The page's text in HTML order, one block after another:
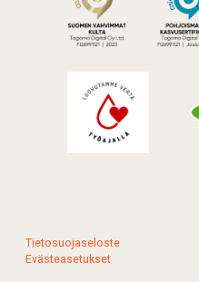
Tietosuojaseloste
Evästeasetukset